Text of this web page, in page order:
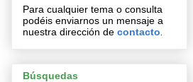
Para cualquier tema o consulta
podéis enviarnos un mensaje a
nuestra dirección de contacto
Búsquedas